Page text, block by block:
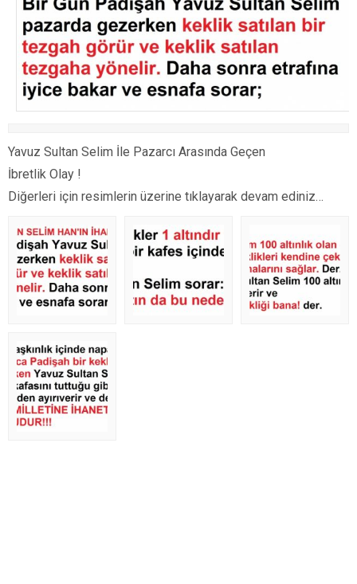
Yavuz Sultan Selim İle Pazarcı Arasında Geçen
İbretlik Olay !
Diğerleri için resimlerin üzerine tıklayarak devam ediniz…